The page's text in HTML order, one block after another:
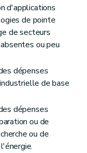
d'applications
de pointe
de secteurs
ou peu
dépenses
de base
dépenses
ou de
ou de